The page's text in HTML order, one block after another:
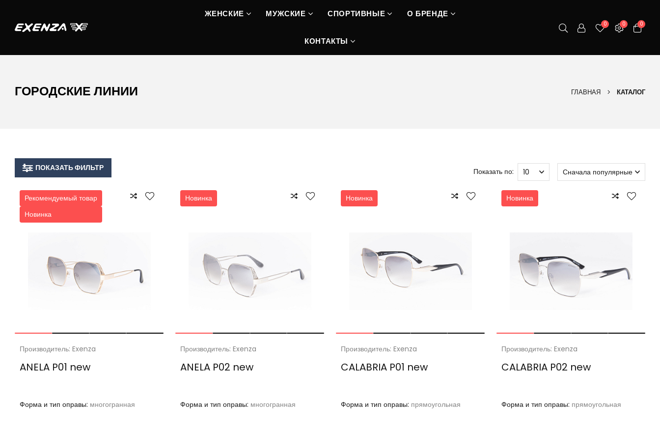
ЖЕНСКИЕ МУЖСКИЕ СПОРТИВНЫЕ О БРЕНДЕ
КОНТАКТЫ
0 0 0
ГОРОДСКИЕ ЛИНИИ ГЛАВНАЯ КАТАЛОГ
ПОКАЗАТЬ ФИЛЬТР Показать по:
Рекомендуемый товар
Новинка
Производитель: Exenza
ANELA P01 new
Форма и тип оправы: многогранная
Новинка
Производитель: Exenza
ANELA P02 new
Форма и тип оправы: многогранная
Новинка
Производитель: Exenza
CALABRIA P01 new
Форма и тип оправы: прямоугольная
Новинка
Производитель: Exenza
CALABRIA P02 new
Форма и тип оправы: прямоугольная